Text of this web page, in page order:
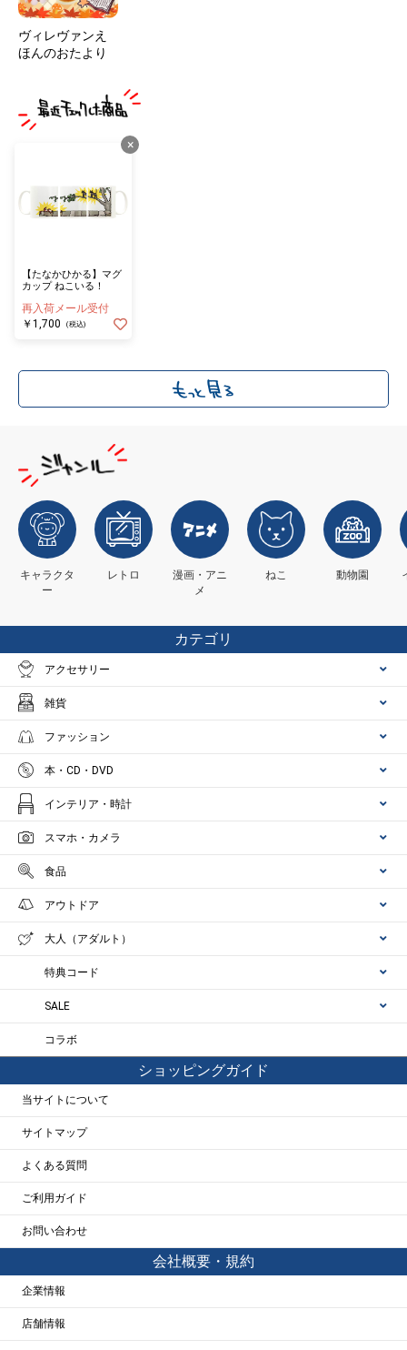
ヴィレヴァンえ
ほんのおたより
×
【たなかひかる】マグ
カップ ねこいる！
再入荷メール受付
￥1,700
(税込)
キャラクタ
ー
レトロ
漫画・アニ
メ
ねこ 動物園
カテゴリ
アクセサリー
雑貨
ファッション
本・CD・DVD
インテリア・時計
スマホ・カメラ
食品
アウトドア
大人（アダルト）
特典コード
SALE
コラボ
ショッピングガイド
当サイトについて
サイトマップ
よくある質問
ご利用ガイド
お問い合わせ
会社概要・規約
企業情報
店舗情報